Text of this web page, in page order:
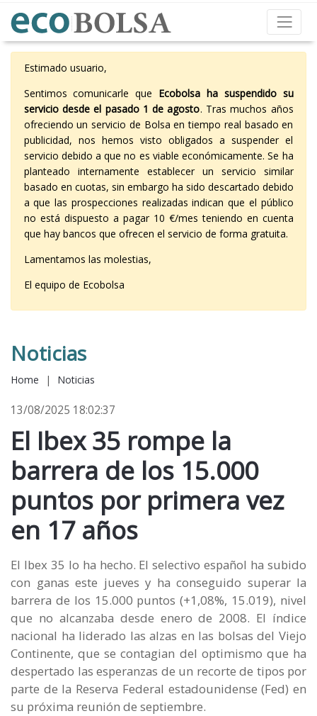
Estimado usuario,
Sentimos comunicarle que Ecobolsa ha suspendido su
servicio desde el pasado 1 de agosto. Tras muchos años
ofreciendo un servicio de Bolsa en tiempo real basado en
publicidad, nos hemos visto obligados a suspender el
servicio debido a que no es viable económicamente. Se ha
planteado internamente establecer un servicio similar
basado en cuotas, sin embargo ha sido descartado debido
a que las prospecciones realizadas indican que el público
no está dispuesto a pagar 10 €/mes teniendo en cuenta
que hay bancos que ofrecen el servicio de forma gratuita.
Lamentamos las molestias,
El equipo de Ecobolsa
Noticias
Home | Noticias
13/08/2025 18:02:37
El Ibex 35 rompe la
barrera de los 15.000
puntos por primera vez
en 17 años
El Ibex 35 lo ha hecho. El selectivo español ha subido
con ganas este jueves y ha conseguido superar la
barrera de los 15.000 puntos (+1,08%, 15.019), nivel
que no alcanzaba desde enero de 2008. El índice
nacional ha liderado las alzas en las bolsas del Viejo
Continente, que se contagian del optimismo que ha
despertado las esperanzas de un recorte de tipos por
parte de la Reserva Federal estadounidense (Fed) en
su próxima reunión de septiembre.